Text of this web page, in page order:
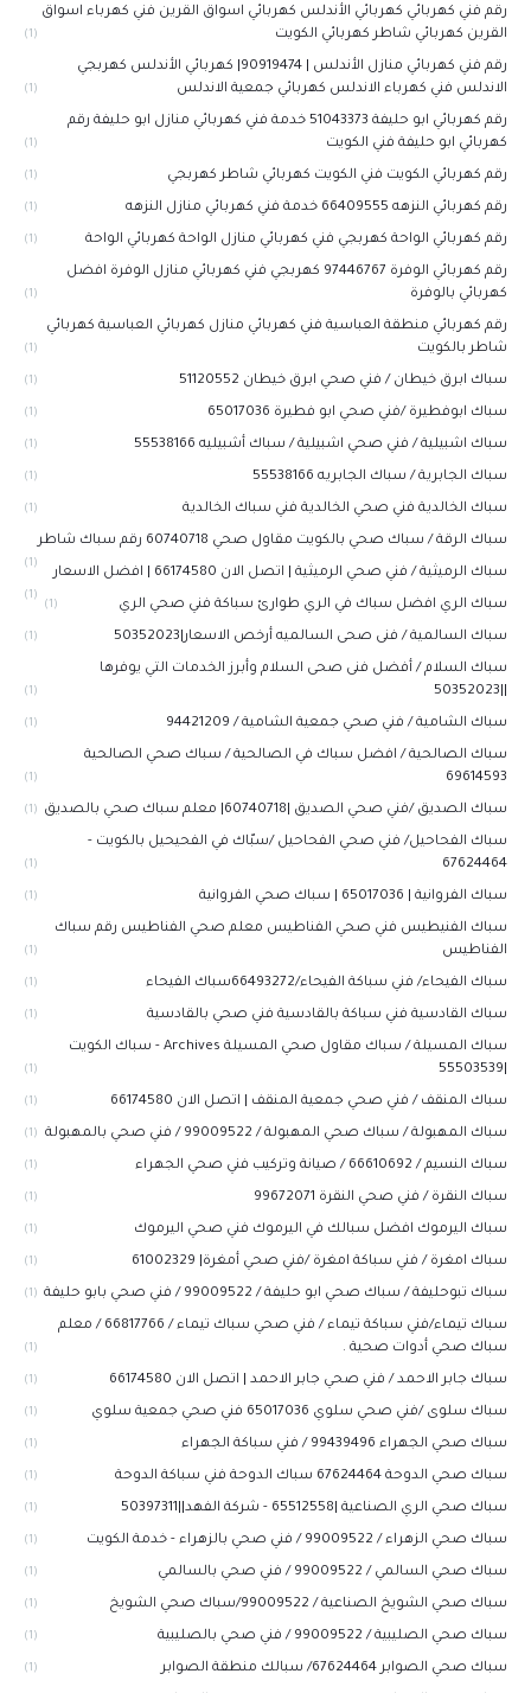
رقم فني كهربائي كهربائي الأندلس كهربائي اسواق القرين فني كهرباء اسواق
القرين كهربائي شاطر كهربائي الكويت
(1)
رقم فني كهربائي منازل الأندلس | 90919474| كهربائي الأندلس كهربجي
الاندلس فني كهرباء الاندلس كهربائي جمعية الاندلس
(1)
رقم كهربائي ابو حليفة 51043373 خدمة فني كهربائي منازل ابو حليفة رقم
كهربائي ابو حليفة فني الكويت
(1)
رقم كهربائي الكويت فني الكويت كهربائي شاطر كهربجي (1)
رقم كهربائي النزهه 66409555 خدمة فني كهربائي منازل النزهه (1)
رقم كهربائي الواحة كهربجي فني كهربائي منازل الواحة كهربائي الواحة (1)
رقم كهربائي الوفرة 97446767‬ كهربجي فني كهربائي منازل الوفرة افضل
كهربائي بالوفرة
(1)
رقم كهربائي منطقة العباسية فني كهربائي منازل كهربائي العباسية كهربائي
شاطر بالكويت
(1)
سباك ابرق خيطان / فني صحي ابرق خيطان 51120552 (1)
سباك ابوفطيرة /فني صحي ابو فطيرة 65017036 (1)
سباك اشبيلية / فني صحي اشبيلية / سباك أشبيليه 55538166 (1)
سباك الجابرية / سباك الجابريه 55538166 (1)
سباك الخالدية فني صحي الخالدية فني سباك الخالدية (1)
سباك الرقة / سباك صحي بالكويت مقاول صحي 60740718 رقم سباك شاطر
(1)
سباك الرميثية / فني صحي الرميثية | اتصل الان 66174580 | افضل الاسعار
(1)
سباك الري افضل سباك في الري طوارئ سباكة فني صحي الري (1)
سباك السالمية / فنى صحى السالميه أرخص الاسعار|50352023 (1)
سباك السلام / أفضل فنى صحى السلام وأبرز الخدمات التي يوفرها
(1)
سباك الشامية / فني صحي جمعية الشامية / 94421209 (1)
سباك الصالحية / افضل سباك في الصالحية / سباك صحي الصالحية
69614593
(1)
سباك الصديق /فني صحي الصديق |60740718| معلم سباك صحي بالصديق (1)
سباك الفحاحيل/ فني صحي الفحاحيل /سبّاك في الفحيحيل بالكويت -
67624464
(1)
سباك الفروانية | 65017036 | سباك صحي الفروانية (1)
سباك الفنيطيس فني صحي الفناطيس معلم صحي الفناطيس رقم سباك
الفناطيس
(1)
سباك الفيحاء/ فني سباكة الفيحاء/66493272سباك الفيحاء (1)
سباك القادسية فني سباكة بالقادسية فني صحي بالقادسية (1)
سباك المسيلة / سباك مقاول صحي المسيلة Archives - سباك الكويت
(1)
سباك المنقف / فني صحي جمعية المنقف | اتصل الان 66174580 (1)
سباك المهبولة / سباك صحي المهبولة / 99009522 / فني صحي بالمهبولة (1)
سباك النسيم / 66610692 / صيانة وتركيب فني صحي الجهراء (1)
سباك النقرة / فني صحي النقرة 99672071 (1)
سباك اليرموك افضل سبالك في اليرموك فني صحي اليرموك (1)
سباك امغرة / فني سباكة امغرة /فني صحي أمغرة| 61002329 (1)
سباك تبوحليفة / سباك صحي ابو حليفة / 99009522 / فني صحي بابو حليفة (1)
سباك تيماء/فني سباكة تيماء / فني صحي سباك تيماء / 66817766 / معلم
سباك صحي أدوات صحية .
(1)
سباك جابر الاحمد / فني صحي جابر الاحمد | اتصل الان 66174580 (1)
سباك سلوى /فني صحي سلوي 65017036 فني صحي جمعية سلوي (1)
سباك صحي الجهراء 99439496 / فني سباكة الجهراء (1)
سباك صحي الدوحة 67624464 سباك الدوحة فني سباكة الدوحة (1)
سباك صحي الري الصناعية |65512558 - شركة الفهد||50397311 (1)
سباك صحي الزهراء / 99009522 / فني صحي بالزهراء - خدمة الكويت (1)
سباك صحي السالمي / 99009522 / فني صحي بالسالمي (1)
سباك صحي الشويخ الصناعية / 99009522/سباك صحي الشويخ (1)
سباك صحي الصليبية / 99009522 / فني صحي بالصليبية (1)
سباك صحي الصوابر 67624464/ سبالك منطقة الصوابر (1)